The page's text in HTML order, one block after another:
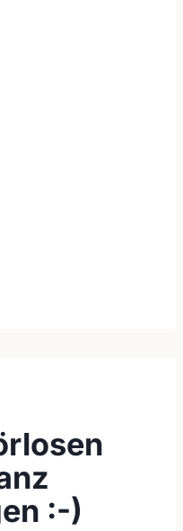
:-)